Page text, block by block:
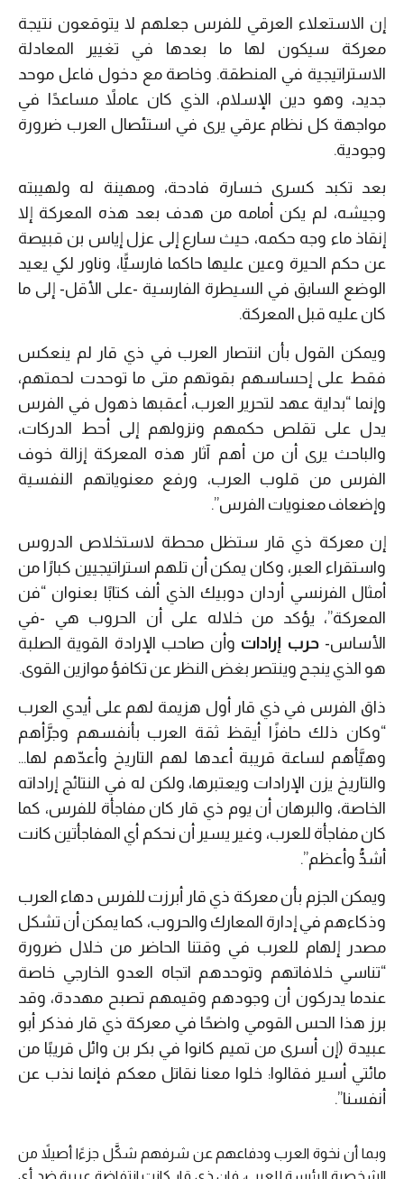
إن الاستعلاء العرقي للفرس جعلهم لا يتوقعون نتيجة
معركة سيكون لها ما بعدها في تغيير المعادلة
الاستراتيجية في المنطقة. وخاصة مع دخول فاعل موحد
جديد، وهو دين الإسلام، الذي كان عاملاً مساعدًا في
مواجهة كل نظام عرقي يرى في استئصال العرب ضرورة
وجودية.
بعد تكبد كسرى خسارة فادحة، ومهينة له ولهيبته
وجيشه، لم يكن أمامه من هدف بعد هذه المعركة إلا
إنقاذ ماء وجه حكمه، حيث سارع إلى عزل إياس بن قبيصة
عن حكم الحيرة وعين عليها حاكما فارسيًّا، وناور لكي يعيد
الوضع السابق في السيطرة الفارسية -على الأقل- إلى ما
كان عليه قبل المعركة.
ويمكن القول بأن انتصار العرب في ذي قار لم ينعكس
فقط على إحساسهم بقوتهم متى ما توحدت لحمتهم،
وإنما “بداية عهد لتحرير العرب، أعقبها ذهول في الفرس
يدل على تقلص حكمهم ونزولهم إلى أحط الدركات،
والباحث يرى أن من أهم آثار هذه المعركة إزالة خوف
الفرس من قلوب العرب، ورفع معنوياتهم النفسية
وإضعاف معنويات الفرس”.
إن معركة ذي قار ستظل محطة لاستخلاص الدروس
واستقراء العبر، وكان يمكن أن تلهم استراتيجيين كبارًا من
أمثال الفرنسي أردان دوبيك الذي ألف كتابًا بعنوان “فن
المعركة”، يؤكد من خلاله على أن الحروب هي -في
الأساس-حرب إرادات وأن صاحب الإرادة القوية الصلبة
هو الذي ينجح وينتصر بغض النظر عن تكافؤ موازين القوى.
ذاق الفرس في ذي قار أول هزيمة لهم على أيدي العرب
“وكان ذلك حافزًا أيقظ ثقة العرب بأنفسهم وجرَّأهم
وهيَّأهم لساعة قريبة أعدها لهم التاريخ وأعدّهم لها…
والتاريخ يزن الإرادات ويعتبرها، ولكن له في النتائج إراداته
الخاصة، والبرهان أن يوم ذي قار كان مفاجأة للفرس، كما
كان مفاجأة للعرب، وغير يسير أن نحكم أي المفاجأتين كانت
أشدُّ وأعظم”.
ويمكن الجزم بأن معركة ذي قار أبرزت للفرس دهاء العرب
وذكاءهم في إدارة المعارك والحروب، كما يمكن أن تشكل
مصدر إلهام للعرب في وقتنا الحاضر من خلال ضرورة
“تناسي خلافاتهم وتوحدهم اتجاه العدو الخارجي خاصة
عندما يدركون أن وجودهم وقيمهم تصبح مهددة، وقد
برز هذا الحس القومي واضحًا في معركة ذي قار فذكر أبو
عبيدة (إن أسرى من تميم كانوا في بكر بن وائل قريبًا من
مائتي أسير فقالوا: خلوا معنا نقاتل معكم فإنما نذب عن
أنفسنا”.
وبما أن نخوة العرب ودفاعهم عن شرفهم شكَّل جزءًا أصيلاً من